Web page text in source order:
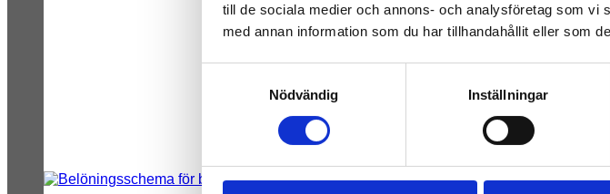
till de sociala medier och annons- och analysföretag som
med annan information som du har tillhandahållit eller som
Nödvändig
Inställningar